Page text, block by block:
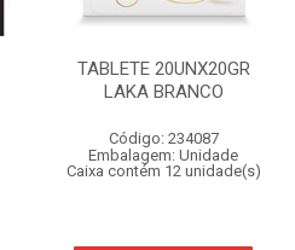
TABLETE 20UNX20GR
LAKA BRANCO
Código: 234087
Embalagem: Unidade
Caixa contém 12 unidade(s)